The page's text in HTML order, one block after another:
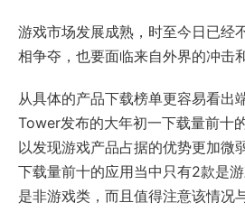
游戏市场发展成熟，时至今日已经
相争夺，也要面临来自外界的冲击
从具体的产品下载榜单更容易看出
Tower发布的大年初一下载量前十
以发现游戏产品占据的优势更加微
下载量前十的应用当中只有2款是
是非游戏类，而且值得注意该情况